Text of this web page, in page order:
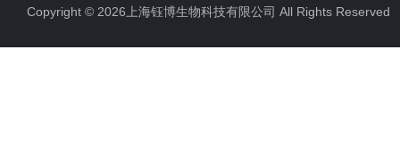
Copyright © 2026上海钰博生物科技有限公司 All Rights